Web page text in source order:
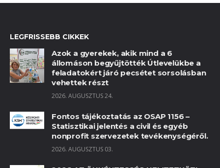
LEGFRISSEBB CIKKEK
Azok a gyerekek, akik mind a 6
állomáson begyűjtötték Útlevelükbe a
feladatokért járó pecsétet sorsolásban
vehettek részt
2026. AUGUSZTUS 24.
Fontos tájékoztatás az OSAP 1156 –
Statisztikai jelentés a civil és egyéb
nonprofit szervezetek tevékenységéről.
2026. AUGUSZTUS 03.